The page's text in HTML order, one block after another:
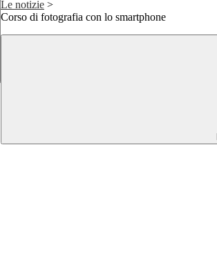
Le notizie >
Corso di fotografia con lo smartphone